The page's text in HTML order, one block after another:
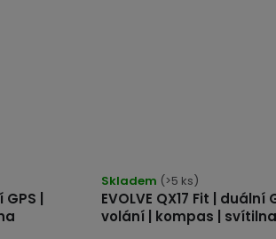
|
EVOLVE QX17 Fit | duální
volání | kompas | svítilna
Skladem (>5 ks)